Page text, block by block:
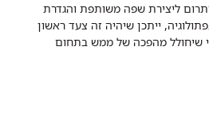
ליצירת שפה משותפת והגדרת
ייתכן שיהיה זה צעד ראשון
שיחולל מהפכה של ממש בתחום